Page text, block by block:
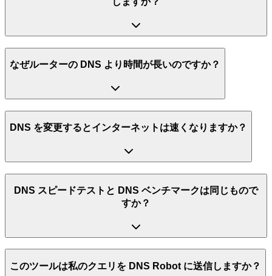
なぜルーターの DNS より時間が長いのですか？
DNS を変更するとインターネットは速くなりますか？
DNS スピードテストと DNS ベンチマークは同じもので
すか？
このツールは私のクエリを DNS Robot に送信しますか？